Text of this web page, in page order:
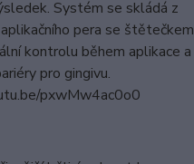
Systém se skládá z
pera se štětečkem
kontrolu během aplikace a
pro gingivu.
pxwMw4ac0o0